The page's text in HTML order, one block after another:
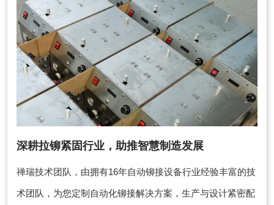
深耕拉铆紧固行业，助推智慧制造发展
禅瑞技术团队，由拥有16年自动铆接设备行业经验丰富的技
术团队，为您定制自动化铆接解决方案，生产与设计紧密配